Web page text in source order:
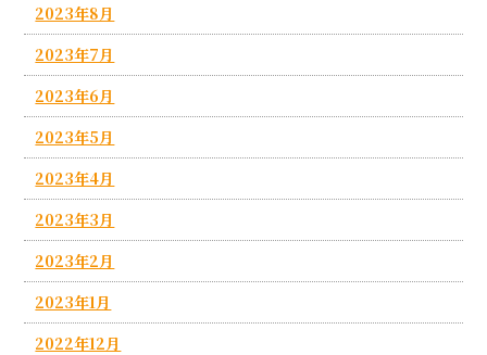
2023年8月
2023年7月
2023年6月
2023年5月
2023年4月
2023年3月
2023年2月
2023年1月
2022年12月